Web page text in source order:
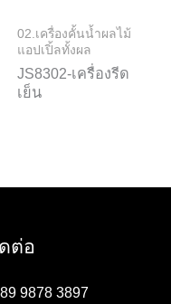
02.เครื่องคั้นน้ำผลไม้
แอปเปิ้ลทั้งผล
JS8302-เครื่องรีด
เย็น
ต่อ
9878 3897